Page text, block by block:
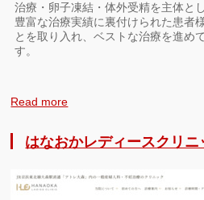
治療・卵子凍結・体外受精を主体と
豊富な治療実績に裏付けられた患者
とを取り入れ、ベストな治療を進め
す。
Read more
はなおかレディースクリニ